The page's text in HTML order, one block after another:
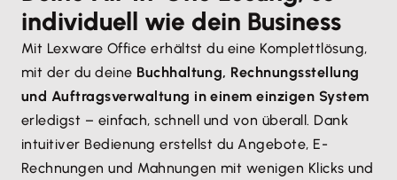
individuell wie dein Business
Mit Lexware Office erhältst du eine Komplettlösung,
mit der du deine Buchhaltung, Rechnungsstellung
und Auftragsverwaltung in einem einzigen System
erledigst – einfach, schnell und von überall. Dank
intuitiver Bedienung erstellst du Angebote, E-
Rechnungen und Mahnungen mit wenigen Klicks und